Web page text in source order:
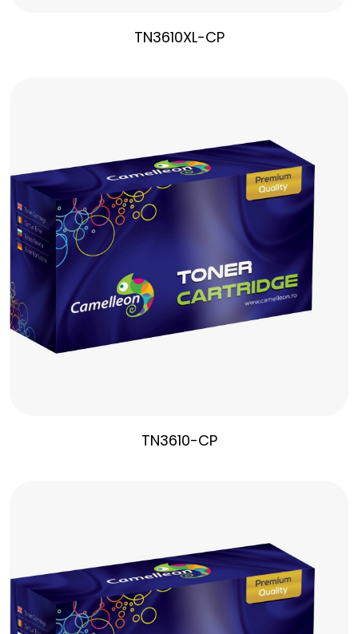
TN3610XL-CP
TN3610-CP